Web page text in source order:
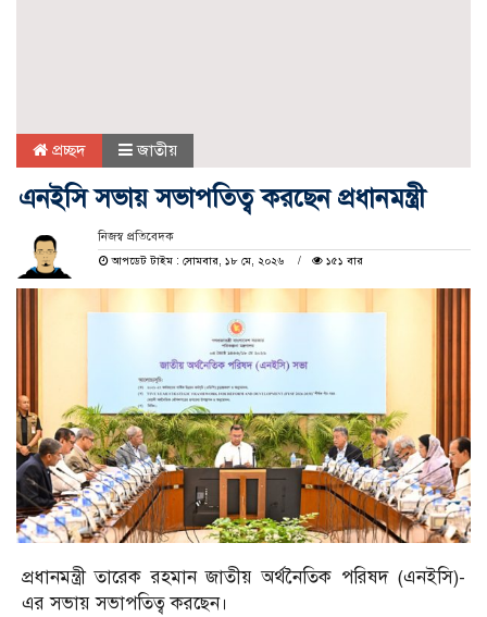
প্রচ্ছদ জাতীয়
এনইসি সভায় সভাপতিত্ব করছেন প্রধানমন্ত্রী
নিজস্ব প্রতিবেদক
আপডেট টাইম : সোমবার, ১৮ মে, ২০২৬
১৫১ বার
প্রধানমন্ত্রী তারেক রহমান জাতীয় অর্থনৈতিক পরিষদ (এনইসি)-
এর সভায় সভাপতিত্ব করছেন।